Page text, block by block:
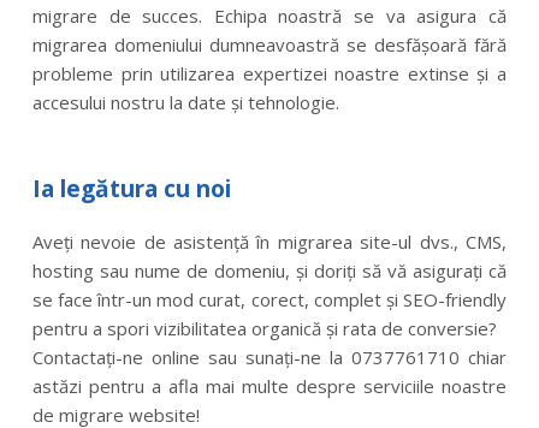
migrare de succes. Echipa noastră se va asigura că
migrarea domeniului dumneavoastră se desfășoară fără
probleme prin utilizarea expertizei noastre extinse și a
accesului nostru la date și tehnologie.
Ia legătura cu noi
Aveți nevoie de asistență în migrarea site-ul dvs., CMS,
hosting sau nume de domeniu, și doriți să vă asigurați că
se face într-un mod curat, corect, complet și SEO-friendly
pentru a spori vizibilitatea organică și rata de conversie?
Contactați-ne online sau sunați-ne la 0737761710 chiar
astăzi pentru a afla mai multe despre serviciile noastre
de migrare website!